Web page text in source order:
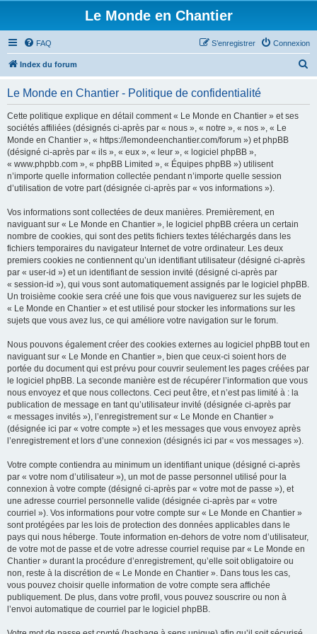
Le Monde en Chantier
FAQ Connexion
S’enregistrer
Index du forum
Le Monde en Chantier - Politique de confidentialité
Cette politique explique en détail comment « Le Monde en Chantier » et ses
sociétés affiliées (désignés ci-après par « nous », « notre », « nos », « Le
Monde en Chantier », « https://lemondeenchantier.com/forum ») et phpBB
(désigné ci-après par « ils », « eux », « leur », « logiciel phpBB »,
« www.phpbb.com », « phpBB Limited », « Équipes phpBB ») utilisent
n’importe quelle information collectée pendant n’importe quelle session
d’utilisation de votre part (désignée ci-après par « vos informations »).
Vos informations sont collectées de deux manières. Premièrement, en
naviguant sur « Le Monde en Chantier », le logiciel phpBB créera un certain
nombre de cookies, qui sont des petits fichiers textes téléchargés dans les
fichiers temporaires du navigateur Internet de votre ordinateur. Les deux
premiers cookies ne contiennent qu’un identifiant utilisateur (désigné ci-après
par « user-id ») et un identifiant de session invité (désigné ci-après par
« session-id »), qui vous sont automatiquement assignés par le logiciel phpBB.
Un troisième cookie sera créé une fois que vous naviguerez sur les sujets de
« Le Monde en Chantier » et est utilisé pour stocker les informations sur les
sujets que vous avez lus, ce qui améliore votre navigation sur le forum.
Nous pouvons également créer des cookies externes au logiciel phpBB tout en
naviguant sur « Le Monde en Chantier », bien que ceux-ci soient hors de
portée du document qui est prévu pour couvrir seulement les pages créées par
le logiciel phpBB. La seconde manière est de récupérer l’information que vous
nous envoyez et que nous collectons. Ceci peut être, et n’est pas limité à : la
publication de message en tant qu’utilisateur invité (désignée ci-après par
« messages invités »), l’enregistrement sur « Le Monde en Chantier »
(désignée ici par « votre compte ») et les messages que vous envoyez après
l’enregistrement et lors d’une connexion (désignés ici par « vos messages »).
Votre compte contiendra au minimum un identifiant unique (désigné ci-après
par « votre nom d’utilisateur »), un mot de passe personnel utilisé pour la
connexion à votre compte (désigné ci-après par « votre mot de passe »), et
une adresse courriel personnelle valide (désignée ci-après par « votre
courriel »). Vos informations pour votre compte sur « Le Monde en Chantier »
sont protégées par les lois de protection des données applicables dans le
pays qui nous héberge. Toute information en-dehors de votre nom d’utilisateur,
de votre mot de passe et de votre adresse courriel requise par « Le Monde en
Chantier » durant la procédure d’enregistrement, qu’elle soit obligatoire ou
non, reste à la discrétion de « Le Monde en Chantier ». Dans tous les cas,
vous pouvez choisir quelle information de votre compte sera affichée
publiquement. De plus, dans votre profil, vous pouvez souscrire ou non à
l’envoi automatique de courriel par le logiciel phpBB.